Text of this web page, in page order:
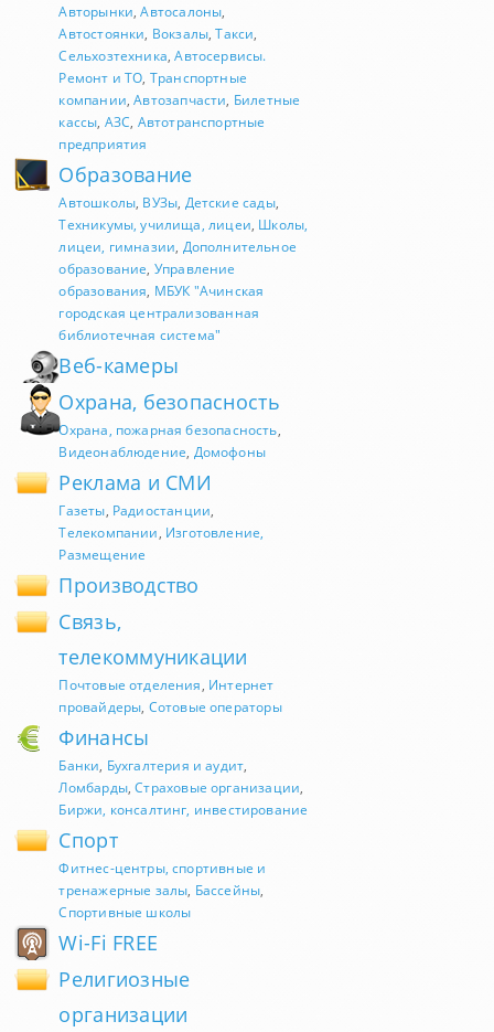
Авторынки,Автосалоны,
Автостоянки, Вокзалы,Такси,
Сельхозтехника,Автосервисы.
Ремонт и ТО, Транспортные
компании,Автозапчасти, Билетные
кассы, АЗС, Автотранспортные
предприятия
Образование
Автошколы, ВУЗы, Детские сады,
Техникумы, училища, лицеи, Школы,
лицеи, гимназии, Дополнительное
образование, Управление
образования, МБУК "Ачинская
городская централизованная
библиотечная система"
Веб-камеры
Охрана, безопасность
Охрана, пожарная безопасность,
Видеонаблюдение, Домофоны
Реклама и СМИ
Газеты, Радиостанции,
Телекомпании, Изготовление,
Размещение
Производство
Связь,
телекоммуникации
Почтовые отделения, Интернет
провайдеры, Сотовые операторы
Финансы
Банки, Бухгалтерия и аудит,
Ломбарды,Страховые организации,
Биржи, консалтинг, инвестирование
Спорт
Фитнес-центры, спортивные и
тренажерные залы, Бассейны,
Спортивные школы
Wi-Fi FREE
Религиозные
организации